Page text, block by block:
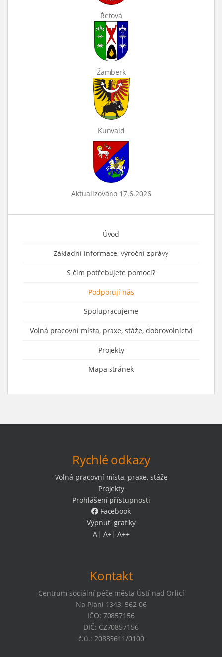
Řetová
Žamberk
Kunvald
Aktualizováno 17.6.2026
Úvod
Základní informace, výroční zprávy
S čím potřebujete pomoci?
Podporují nás
Spolupracujeme
Volná pracovní místa, praxe, stáže, dobrovolnictví
Projekty
Mapa stránek
Rychlé odkazy
Volná pracovní místa, praxe, stáže
Projekty
Prohlášení přístupnosti
Facebook
Vypnutí grafiky
A| A+| A++
Kontakt
Centrum sociální péče města Ústí nad Orlicí
Na Pláni 1343, 562 06
IČO: 70857156
DIČ: CZ70857156
č.ú.: 20835611/0100